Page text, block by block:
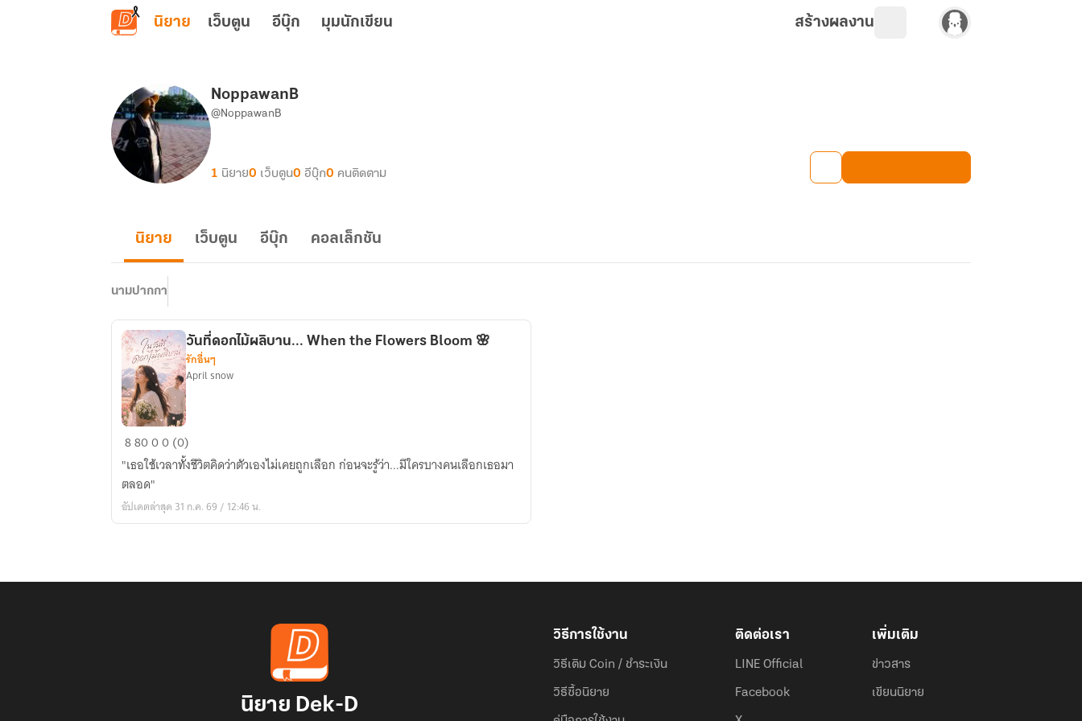
ข้ามไปยังเนื้อหาหลัก
นิยาย เว็บตูน อีบุ๊ก มุมนักเขียน สร้างผลงาน
NoppawanB
@NoppawanB
1 นิยาย0 เว็บตูน0 อีบุ๊ก0 คนติดตาม
นิยาย เว็บตูน อีบุ๊ก คอลเล็กชัน
นามปากกา
วัน
ดอกไม้
ผลิ
บาน...
วันที่ดอกไม้ผลิบาน... When the Flowers Bloom 🌸
รักอื่นๆ
April snow
88000 (0)
"เธอใช้เวลาทั้งชีวิตคิดว่าตัวเองไม่เคยถูกเลือก ก่อนจะรู้ว่า...มีใครบางคนเลือกเธอมา
ตลอด"
อัปเดตล่าสุด 31 ก.ค. 69 / 12:46 น.
นิยาย Dek-D
วิธีการใช้งาน
วิธีเติม Coin / ชำระเงิน
วิธีซื้อนิยาย
ติดต่อเรา
LINE Official
Facebook
เพิ่มเติม
ข่าวสาร
เขียนนิยาย